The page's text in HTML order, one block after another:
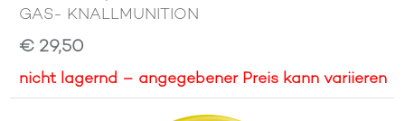
GAS- KNALLMUNITION
€ 29,50
nicht lagernd – angegebener Preis kann variieren